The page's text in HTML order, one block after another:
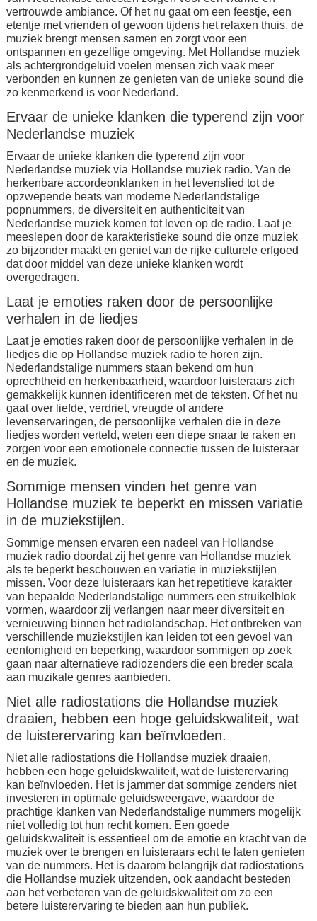
vertrouwde ambiance. Of het nu gaat om een feestje, een
etentje met vrienden of gewoon tijdens het relaxen thuis, de
muziek brengt mensen samen en zorgt voor een
ontspannen en gezellige omgeving. Met Hollandse muziek
als achtergrondgeluid voelen mensen zich vaak meer
verbonden en kunnen ze genieten van de unieke sound die
zo kenmerkend is voor Nederland.
Ervaar de unieke klanken die typerend zijn voor
Nederlandse muziek
Ervaar de unieke klanken die typerend zijn voor
Nederlandse muziek via Hollandse muziek radio. Van de
herkenbare accordeonklanken in het levenslied tot de
opzwepende beats van moderne Nederlandstalige
popnummers, de diversiteit en authenticiteit van
Nederlandse muziek komen tot leven op de radio. Laat je
meeslepen door de karakteristieke sound die onze muziek
zo bijzonder maakt en geniet van de rijke culturele erfgoed
dat door middel van deze unieke klanken wordt
overgedragen.
Laat je emoties raken door de persoonlijke
verhalen in de liedjes
Laat je emoties raken door de persoonlijke verhalen in de
liedjes die op Hollandse muziek radio te horen zijn.
Nederlandstalige nummers staan bekend om hun
oprechtheid en herkenbaarheid, waardoor luisteraars zich
gemakkelijk kunnen identificeren met de teksten. Of het nu
gaat over liefde, verdriet, vreugde of andere
levenservaringen, de persoonlijke verhalen die in deze
liedjes worden verteld, weten een diepe snaar te raken en
zorgen voor een emotionele connectie tussen de luisteraar
en de muziek.
Sommige mensen vinden het genre van
Hollandse muziek te beperkt en missen variatie
in de muziekstijlen.
Sommige mensen ervaren een nadeel van Hollandse
muziek radio doordat zij het genre van Hollandse muziek
als te beperkt beschouwen en variatie in muziekstijlen
missen. Voor deze luisteraars kan het repetitieve karakter
van bepaalde Nederlandstalige nummers een struikelblok
vormen, waardoor zij verlangen naar meer diversiteit en
vernieuwing binnen het radiolandschap. Het ontbreken van
verschillende muziekstijlen kan leiden tot een gevoel van
eentonigheid en beperking, waardoor sommigen op zoek
gaan naar alternatieve radiozenders die een breder scala
aan muzikale genres aanbieden.
Niet alle radiostations die Hollandse muziek
draaien, hebben een hoge geluidskwaliteit, wat
de luisterervaring kan beïnvloeden.
Niet alle radiostations die Hollandse muziek draaien,
hebben een hoge geluidskwaliteit, wat de luisterervaring
kan beïnvloeden. Het is jammer dat sommige zenders niet
investeren in optimale geluidsweergave, waardoor de
prachtige klanken van Nederlandstalige nummers mogelijk
niet volledig tot hun recht komen. Een goede
geluidskwaliteit is essentieel om de emotie en kracht van de
muziek over te brengen en luisteraars echt te laten genieten
van de nummers. Het is daarom belangrijk dat radiostations
die Hollandse muziek uitzenden, ook aandacht besteden
aan het verbeteren van de geluidskwaliteit om zo een
betere luisterervaring te bieden aan hun publiek.